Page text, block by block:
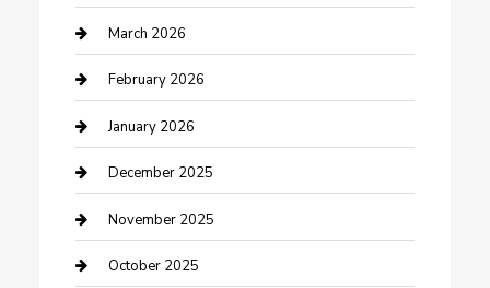
Business
Business and Investment
cannabis
Canopy
Car Dealerships
Car Rental Agency
March 2026
February 2026
January 2026
December 2025
November 2025
October 2025